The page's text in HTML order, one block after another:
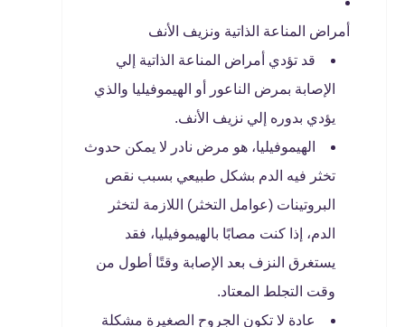
أمراض المناعة الذاتية ونزيف الأنف
قد تؤدي أمراض المناعة الذاتية إلي
الإصابة بمرض الناعور أو الهيموفيليا والذي
يؤدي بدوره إلي نزيف الأنف.
الهيموفيليا، هو مرض نادر لا يمكن حدوث
تخثر فيه الدم بشكل طبيعي بسبب نقص
البروتينات (عوامل التخثر) اللازمة لتخثر
الدم، إذا كنت مصابًا بالهيموفيليا، فقد
يستغرق النزف بعد الإصابة وقتًا أطول من
وقت التجلط المعتاد.
عادة لا تكون الجروح الصغيرة مشكلة